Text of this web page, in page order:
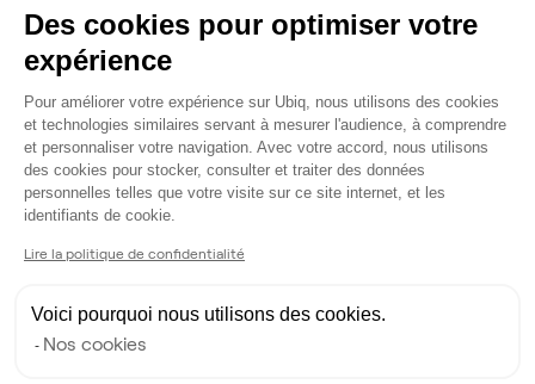
Des cookies pour optimiser votre
expérience
Plateforme de Gestion du
Pour améliorer votre expérience sur Ubiq, nous utilisons des cookies
et technologies similaires servant à mesurer l'audience, à comprendre
et personnaliser votre navigation. Avec votre accord, nous utilisons
des cookies pour stocker, consulter et traiter des données
personnelles telles que votre visite sur ce site internet, et les
identifiants de cookie.
Lire la politique de confidentialité
Voici pourquoi nous utilisons des cookies.
Nos cookies